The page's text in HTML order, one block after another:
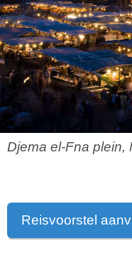
Djema el-Fna plein,
Reisvoorstel